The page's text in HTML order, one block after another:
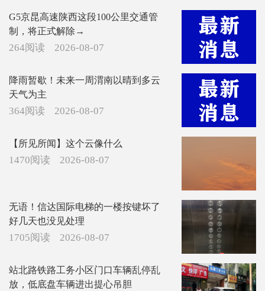
G5京昆高速陕西这段100公里交通管
制，将正式解除→
264阅读 2026-08-07
降雨暂歇！未来一周渭南以晴到多云
天气为主
364阅读 2026-08-07
【所见所闻】这个云像什么
1470阅读 2026-08-07
无语！信达国际电梯的一楼按键坏了
好几天也没见处理
1705阅读 2026-08-07
站北路铁路工务小区门口车辆乱停乱
放，低底盘车辆进出提心吊胆